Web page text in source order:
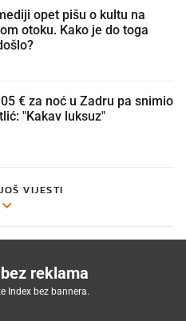
opet pišu o kultu na
otoku. Kako je do toga
€ za noć u Zadru pa snimio
"Kakav luksuz"
VIJESTI
reklama
Index bez bannera.